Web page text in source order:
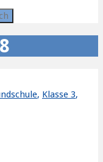
, Klasse 3,